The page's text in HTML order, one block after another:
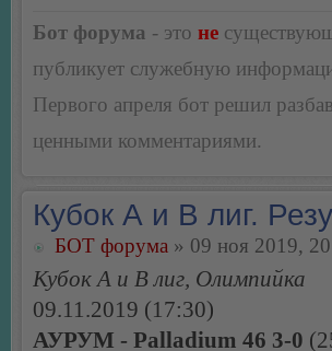
Бот форума - это не
публикует служебную
Первого апреля бот решил
ценными комментариями.
Кубок А и В лиг.
БОТ форума » 09 ноя 2019,
Кубок А и В лиг, Олимпийка
09.11.2019 (17:30)
АУРУМ - Palladium 46 3-0